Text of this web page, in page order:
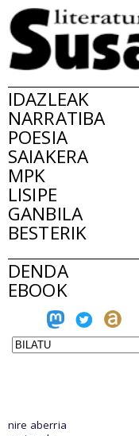
IDAZLEAK
NARRATIBA
POESIA
SAIAKERA
MPK
LISIPE
GANBILA
BESTERIK
DENDA
EBOOK
nire aberria